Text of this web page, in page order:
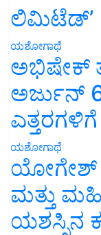
ಲಿಮಿಟೆಡ್’
ಯಶೋಗಾಥೆ
ಅಭಿಷೇಕ್
ಅರ್ಜುನ್
ಎತ್ತರಗಳಿಗೆ
ಯಶೋಗಾಥೆ
ಯೋಗೇಶ್
ಮತ್ತು
ಯಶಸ್ಸಿನ